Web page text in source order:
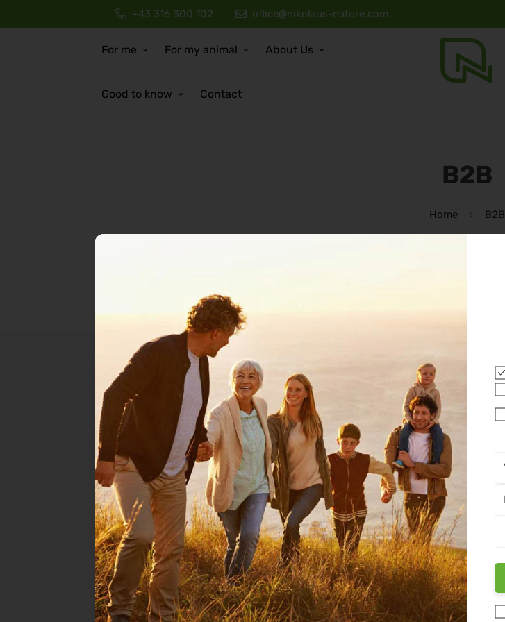
+43 316 300 102 office@nikolaus-nature.com
For me For my animal About Us
Good to know Contact
B2B
Home B2B
Jetzt Newsletter
abonnieren & exklusive
Rabatte erhalten
Melden Sie sich für unseren Newsletter an und erhalten Sie
dauerhaft 5% Rabatt auf jede Bestellung
Welche Themen interessieren dich? Wähle aus, damit du nur
die für dich relevanten Infos erhältst!
Produkte & spannende Themen für mich
Produkte & Tipps für mein Tier